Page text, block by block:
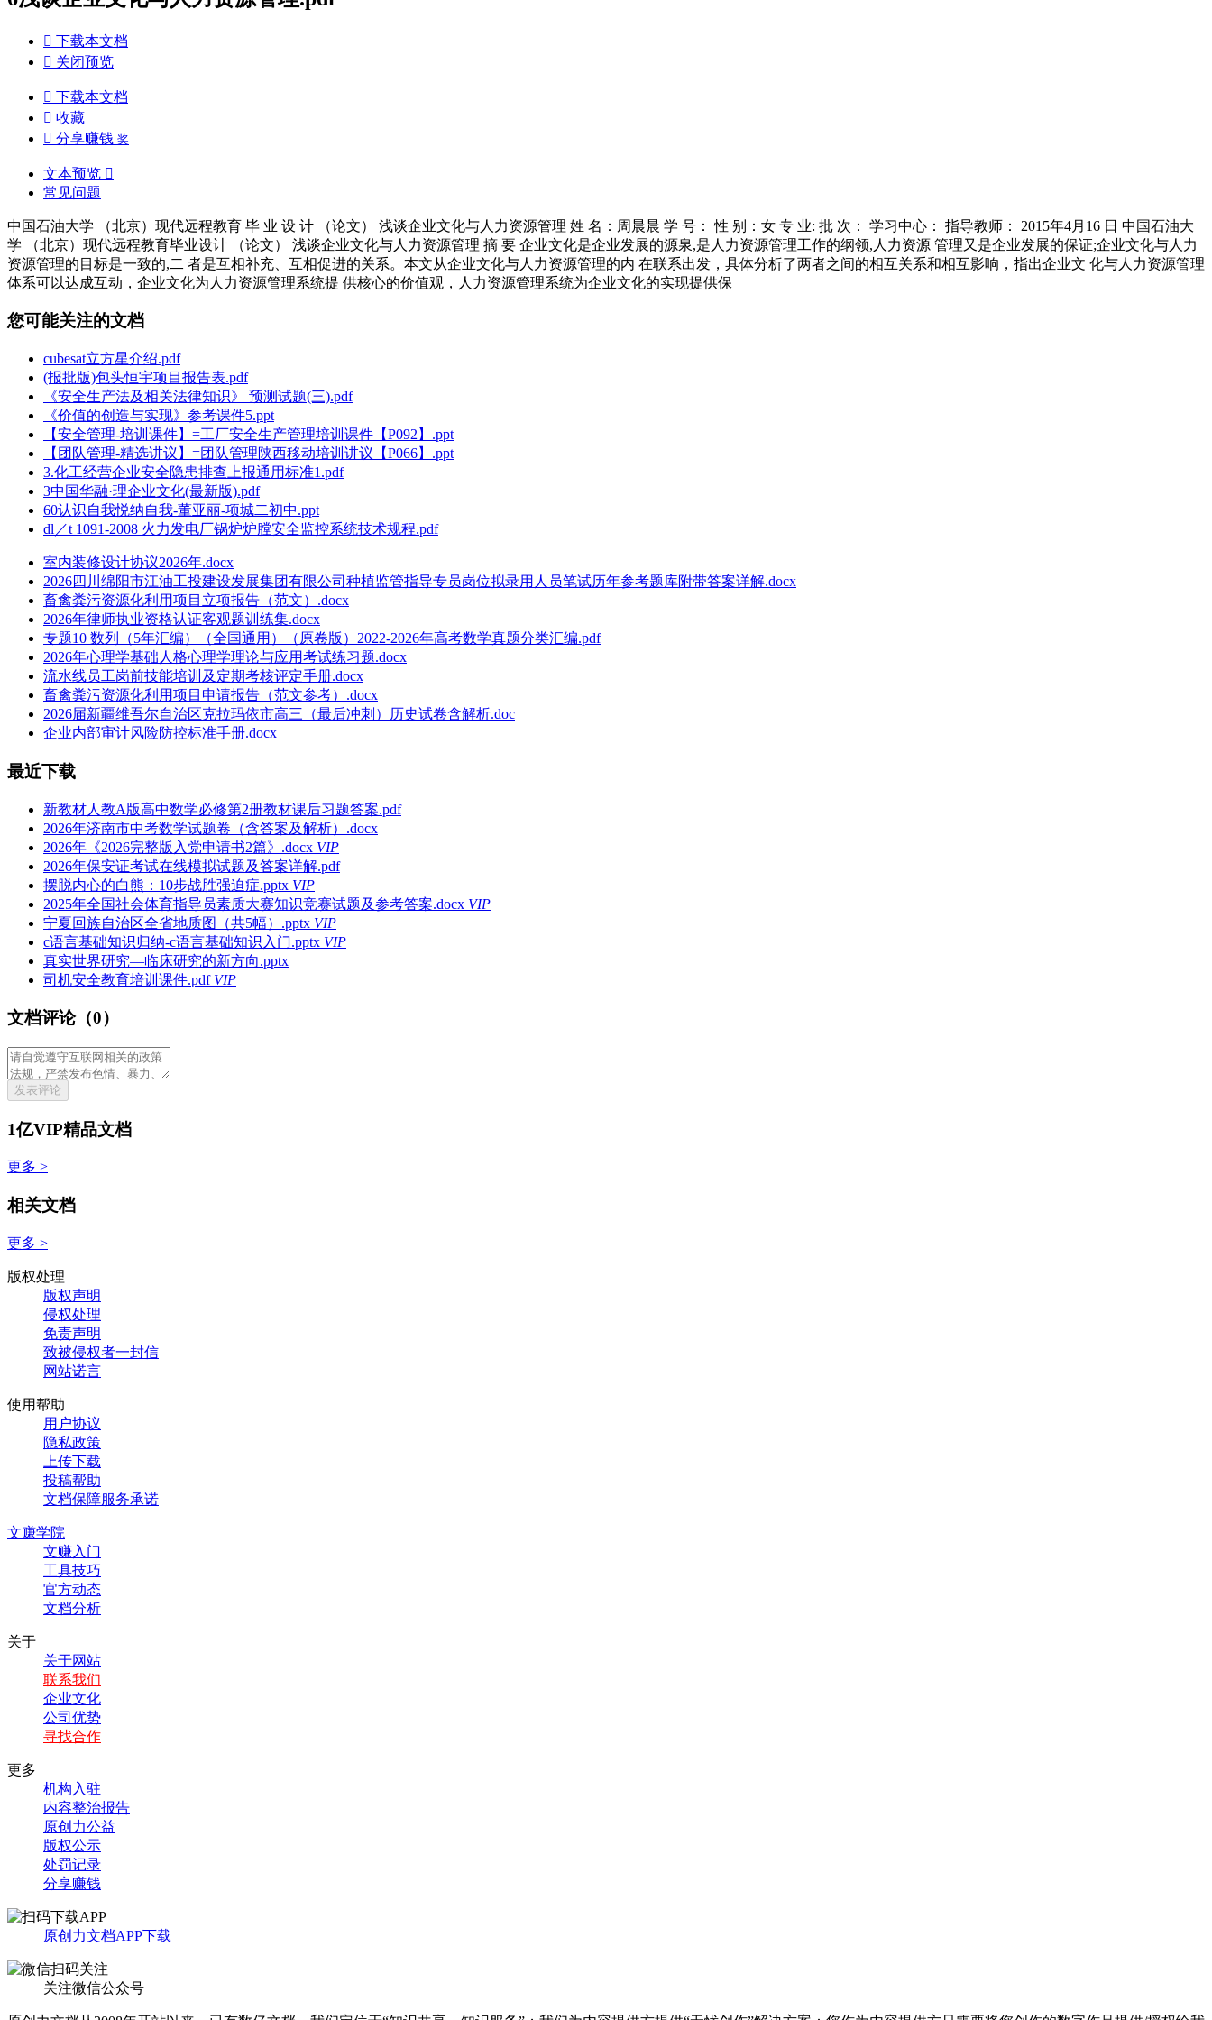
 下载本文档
 关闭预览
 下载本文档
 收藏
 分享赚钱 奖
文本预览 
常见问题
中国石油大学 （北京）现代远程教育 毕 业 设 计 （论文） 浅谈企业文化与人力资源管理 姓 名：周晨晨 学 号： 性 别：女 专 业: 批 次： 学习中心： 指导教师： 2015年4月16 日 中国石油大
学 （北京）现代远程教育毕业设计 （论文） 浅谈企业文化与人力资源管理 摘 要 企业文化是企业发展的源泉,是人力资源管理工作的纲领,人力资源 管理又是企业发展的保证;企业文化与人力
资源管理的目标是一致的,二 者是互相补充、互相促进的关系。本文从企业文化与人力资源管理的内 在联系出发，具体分析了两者之间的相互关系和相互影响，指出企业文 化与人力资源管理
体系可以达成互动，企业文化为人力资源管理系统提 供核心的价值观，人力资源管理系统为企业文化的实现提供保
您可能关注的文档
cubesat立方星介绍.pdf
(报批版)包头恒宇项目报告表.pdf
《安全生产法及相关法律知识》 预测试题(三).pdf
《价值的创造与实现》参考课件5.ppt
【安全管理-培训课件】=工厂安全生产管理培训课件【P092】.ppt
【团队管理-精选讲议】=团队管理陕西移动培训讲议【P066】.ppt
3.化工经营企业安全隐患排查上报通用标准1.pdf
3中国华融·理企业文化(最新版).pdf
60认识自我悦纳自我-董亚丽-项城二初中.ppt
dl／t 1091-2008 火力发电厂锅炉炉膛安全监控系统技术规程.pdf
室内装修设计协议2026年.docx
2026四川绵阳市江油工投建设发展集团有限公司种植监管指导专员岗位拟录用人员笔试历年参考题库附带答案详解.docx
畜禽粪污资源化利用项目立项报告（范文）.docx
2026年律师执业资格认证客观题训练集.docx
专题10 数列（5年汇编）（全国通用）（原卷版）2022-2026年高考数学真题分类汇编.pdf
2026年心理学基础人格心理学理论与应用考试练习题.docx
流水线员工岗前技能培训及定期考核评定手册.docx
畜禽粪污资源化利用项目申请报告（范文参考）.docx
2026届新疆维吾尔自治区克拉玛依市高三（最后冲刺）历史试卷含解析.doc
企业内部审计风险防控标准手册.docx
最近下载
新教材人教A版高中数学必修第2册教材课后习题答案.pdf
2026年济南市中考数学试题卷（含答案及解析）.docx
2026年《2026完整版入党申请书2篇》.docx VIP
2026年保安证考试在线模拟试题及答案详解.pdf
摆脱内心的白熊：10步战胜强迫症.pptx VIP
2025年全国社会体育指导员素质大赛知识竞赛试题及参考答案.docx VIP
宁夏回族自治区全省地质图（共5幅）.pptx VIP
c语言基础知识归纳-c语言基础知识入门.pptx VIP
真实世界研究—临床研究的新方向.pptx
司机安全教育培训课件.pdf VIP
文档评论（0）
发表评论
1亿VIP精品文档
更多 >
相关文档
更多 >
版权处理
版权声明
侵权处理
免责声明
致被侵权者一封信
网站诺言
使用帮助
用户协议
隐私政策
上传下载
投稿帮助
文档保障服务承诺
文赚学院
文赚入门
工具技巧
官方动态
文档分析
关于
关于网站
联系我们
企业文化
公司优势
寻找合作
更多
机构入驻
内容整治报告
原创力公益
版权公示
处罚记录
分享赚钱
原创力文档APP下载
关注微信公众号